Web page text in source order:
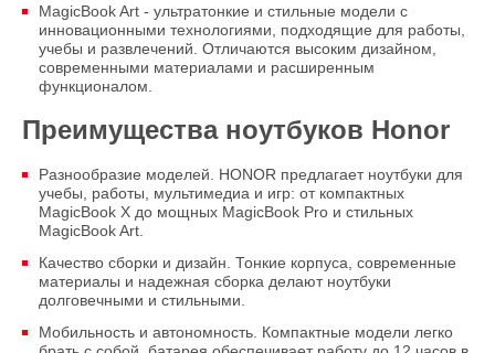
MagicBook Art - ультратонкие и стильные модели с
инновационными технологиями, подходящие для работы,
учебы и развлечений. Отличаются высоким дизайном,
современными материалами и расширенным
функционалом.
Преимущества ноутбуков Honor
Разнообразие моделей. HONOR предлагает ноутбуки для
учебы, работы, мультимедиа и игр: от компактных
MagicBook X до мощных MagicBook Pro и стильных
MagicBook Art.
Качество сборки и дизайн. Тонкие корпуса, современные
материалы и надежная сборка делают ноутбуки
долговечными и стильными.
Мобильность и автономность. Компактные модели легко